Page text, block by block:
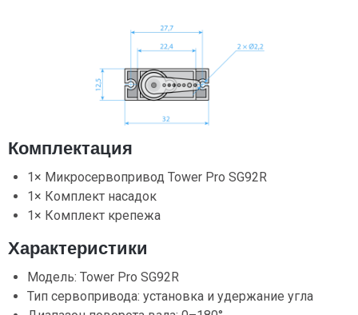
Комплектация
1× Микросервопривод Tower Pro SG92R
1× Комплект насадок
1× Комплект крепежа
Характеристики
Модель: Tower Pro SG92R
Тип сервопривода: установка и удержание угла